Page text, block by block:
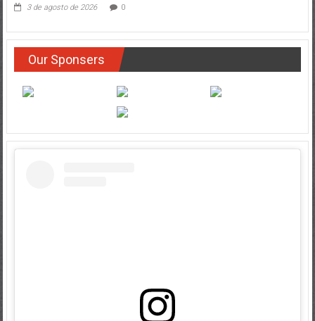
3 de agosto de 2026 0
Our Sponsers